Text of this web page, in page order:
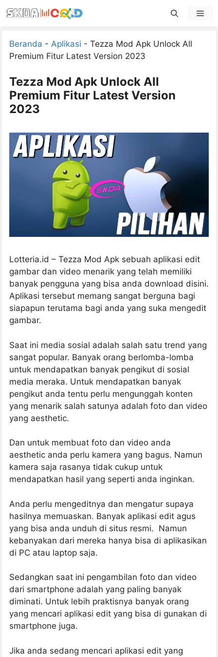
to
Beranda - Aplikasi - Tezza Mod Apk Unlock All
Premium Fitur Latest Version 2023
Tezza Mod Apk Unlock All
Premium Fitur Latest Version
2023
Lotteria.id – Tezza Mod Apk sebuah aplikasi edit
gambar dan video menarik yang telah memiliki
banyak pengguna yang bisa anda download disini.
Aplikasi tersebut memang sangat berguna bagi
siapapun terutama bagi anda yang suka mengedit
gambar.
Saat ini media sosial adalah salah satu trend yang
sangat popular. Banyak orang berlomba-lomba
untuk mendapatkan banyak pengikut di sosial
media meraka. Untuk mendapatkan banyak
pengikut anda tentu perlu mengunggah konten
yang menarik salah satunya adalah foto dan video
yang aesthetic.
Dan untuk membuat foto dan video anda
aesthetic anda perlu kamera yang bagus. Namun
kamera saja rasanya tidak cukup untuk
mendapatkan hasil yang seperti anda inginkan.
Anda perlu mengeditnya dan mengatur supaya
hasilnya memuaskan. Banyak aplikasi edit agus
yang bisa anda unduh di situs resmi. Namun
kebanyakan dari mereka hanya bisa di aplikasikan
di PC atau laptop saja.
Sedangkan saat ini pengambilan foto dan video
dari smartphone adalah yang paling banyak
diminati. Untuk lebih praktisnya banyak orang
yang mencari aplikasi edit yang bisa di gunakan di
smartphone juga.
Jika anda sedang mencari aplikasi edit yang